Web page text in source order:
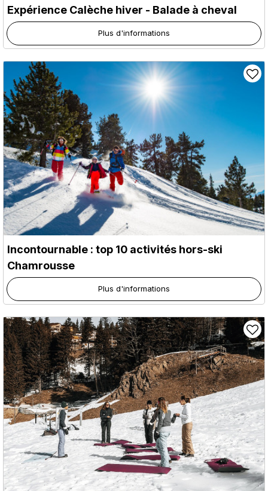
Expérience Calèche hiver - Balade à cheval
Plus d'informations
Incontournable : top 10 activités hors-ski
Chamrousse
Plus d'informations